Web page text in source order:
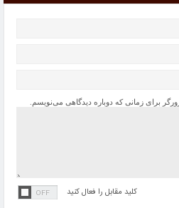
برای زمانی که دوباره دیدگاهی می‌نویسم.
کلید مقابل را فعال کنید
گرانی دوباره شیر خام